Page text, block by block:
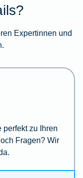
Expertinnen und
zu Ihren
Fragen? Wir